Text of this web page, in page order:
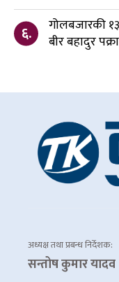
६.
गोलबजारकी
बीर बहादुर
अध्यक्ष तथा प्रबन्ध निर्देशक:
सन्तोष कुमार यादव